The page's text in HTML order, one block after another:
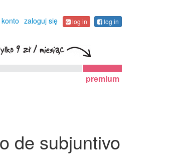
konto zaloguj się log in log in
premium
de subjuntivo